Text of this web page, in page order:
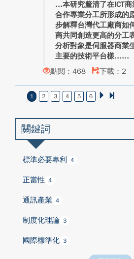
本研究釐清了在ICT
合作專業分工所形成的
步解釋台灣代工廠商如
商共同創造更高的分工
分析對象是伺服器商業
主要的技術平台樣...
點閱：468
下載：2
1 2 3 4 5 6
關鍵詞
標準必要專利 4
正當性 4
通訊產業 4
制度化理論 3
國際標準化 3